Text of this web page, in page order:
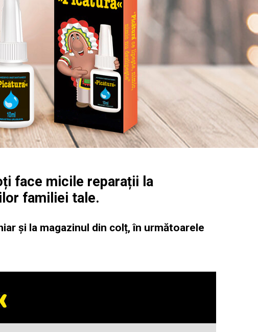
face micile reparații la
familiei tale.
și la magazinul din colț, în următoarele